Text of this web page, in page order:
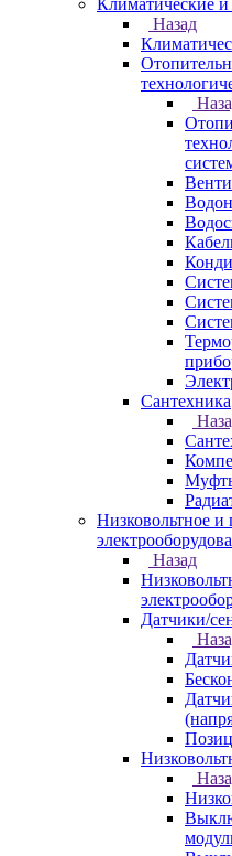
Климатические
Назад
Сантехника
Низковольтное
Назад
Датчики/